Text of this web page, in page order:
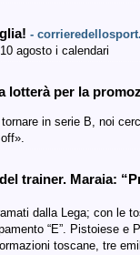
-
agosto i calendari
lotterà per la
in serie B, noi
trainer. Maraia:
dalla Lega; con le
“E”. Pistoiese e
toscane, tre